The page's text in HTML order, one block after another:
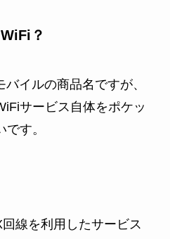
？
イルの商品名ですが、
サービス自体をポケッ
す。
線を利用したサービス